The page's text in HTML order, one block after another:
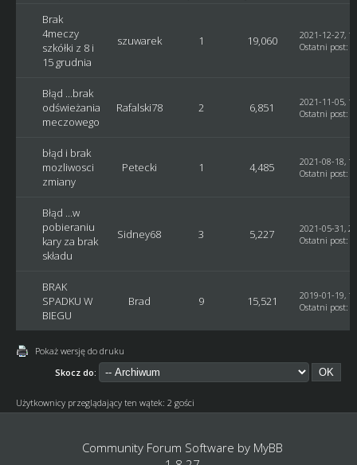
Brak
4meczy
szkółki z 8 i
15 grudnia
szuwarek 1 19,060
2021-12-27,
Ostatni post:
Błąd ...brak
odświeżania
meczowego
Rafalski78 2 6,851
2021-11-05,
Ostatni post:
błąd i brak
mozliwosci
zmiany
Petecki 1 4,485
2021-08-18,
Ostatni post:
Błąd ...w
pobieraniu
kary za brak
składu
Sidney68 3 5,227
2021-05-31,
Ostatni post:
BRAK
SPADKU W
BIEGU
Brad 9 15,521
2019-01-19,
Ostatni post:
Pokaż wersję do druku
Skocz do:
Użytkownicy przeglądający ten wątek: 2 gości
Community Forum Software by MyBB